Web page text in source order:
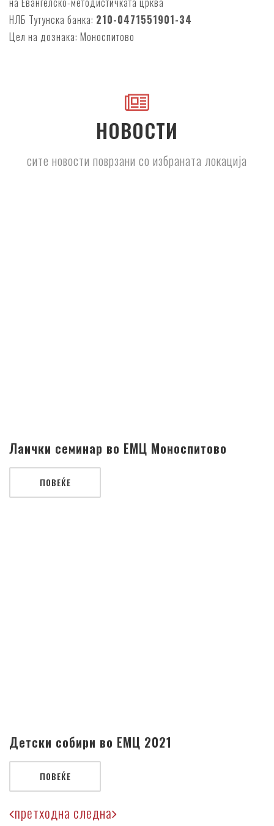
НЛБ Тутунска банка: 210-0471551901-34
Цел на дознака: Моноспитово
НОВОСТИ
сите новости поврзани со избраната локација
Лаички семинар во ЕМЦ Моноспитово
ПОВЕЌЕ
Детски собири во ЕМЦ 2021
ПОВЕЌЕ
претходна следна